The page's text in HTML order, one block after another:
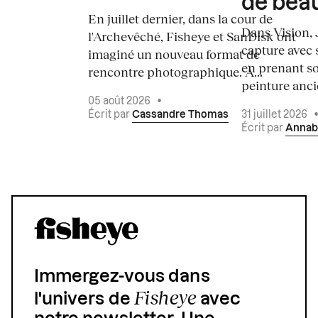
En juillet dernier, dans la cour de
l'Archevêché, Fisheye et SanDisk ont
imaginé un nouveau format de
rencontre photographique. À...
05 août 2026
•
Écrit par Cassandre Thomas
Dans
capture avec
en prenant
peinture
31 juillet 2026
Écrit par
Immergez-vous dans
l'univers deFisheyeavec